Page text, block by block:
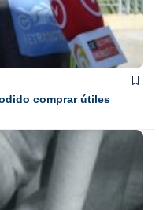
comprar útiles